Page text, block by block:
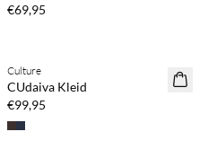
€69,95
NEUHEITEN
Culture
CUdaiva Kleid
€99,95
Kaufe mind. 2 & spare 20 %